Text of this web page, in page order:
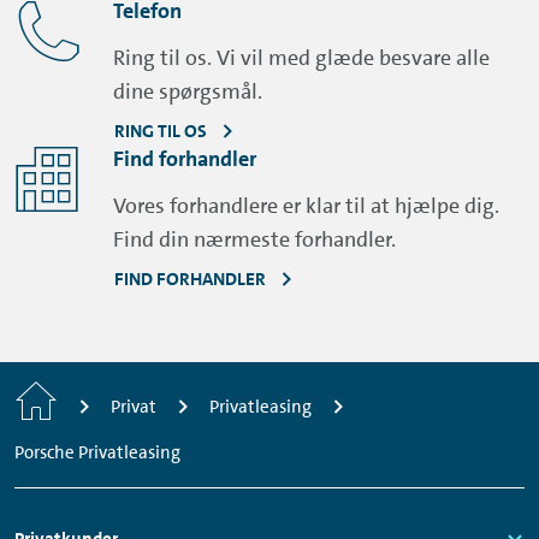
Undgå gebyrer – brug en betalingsapp
For at lette betaling af afgifter og undgå
gebyrer ved manglende betaling, så
anbefaler vi, at man som leasingtager,
tilmelder sig en app, der passer til det land
man besøger. Her er nogle eksempler:
Sverige, Norge, Frankrig:ePass24
Østrig
Frankrig:Bipandgo.com
En app håndterer betalingen automatisk, så
man undgår ekstra omkostninger.
Telefon
Ring til os. Vi vil med glæde besvare alle
dine spørgsmål.
RING TIL OS
Find forhandler
Vores forhandlere er klar til at hjælpe dig.
Find din nærmeste forhandler.
FIND FORHANDLER
Home Privat
Privatleasing
Porsche Privatleasing